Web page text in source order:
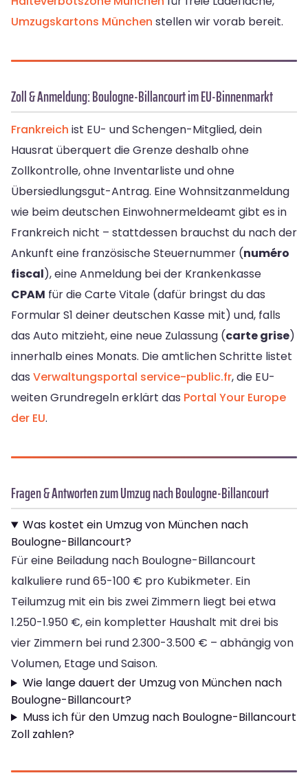
Umzugskartons München stellen wir vorab bereit.
Zoll & Anmeldung: Boulogne-Billancourt im EU-Binnenmarkt
Frankreich ist EU- und Schengen-Mitglied, dein
Hausrat überquert die Grenze deshalb ohne
Zollkontrolle, ohne Inventarliste und ohne
Übersiedlungsgut-Antrag. Eine Wohnsitzanmeldung
wie beim deutschen Einwohnermeldeamt gibt es in
Frankreich nicht – stattdessen brauchst du nach der
Ankunft eine französische Steuernummer (numéro
fiscal), eine Anmeldung bei der Krankenkasse
CPAM für die Carte Vitale (dafür bringst du das
Formular S1 deiner deutschen Kasse mit) und, falls
das Auto mitzieht, eine neue Zulassung (carte grise)
innerhalb eines Monats. Die amtlichen Schritte listet
das Verwaltungsportal service-public.fr, die EU-
weiten Grundregeln erklärt das Portal Your Europe
der EU.
Fragen & Antworten zum Umzug nach Boulogne-Billancourt
Was kostet ein Umzug von München nach
Boulogne-Billancourt?
Für eine Beiladung nach Boulogne-Billancourt
kalkuliere rund 65-100 € pro Kubikmeter. Ein
Teilumzug mit ein bis zwei Zimmern liegt bei etwa
1.250-1.950 €, ein kompletter Haushalt mit drei bis
vier Zimmern bei rund 2.300-3.500 € – abhängig von
Volumen, Etage und Saison.
Wie lange dauert der Umzug von München nach
Boulogne-Billancourt?
Muss ich für den Umzug nach Boulogne-Billancourt
Zoll zahlen?